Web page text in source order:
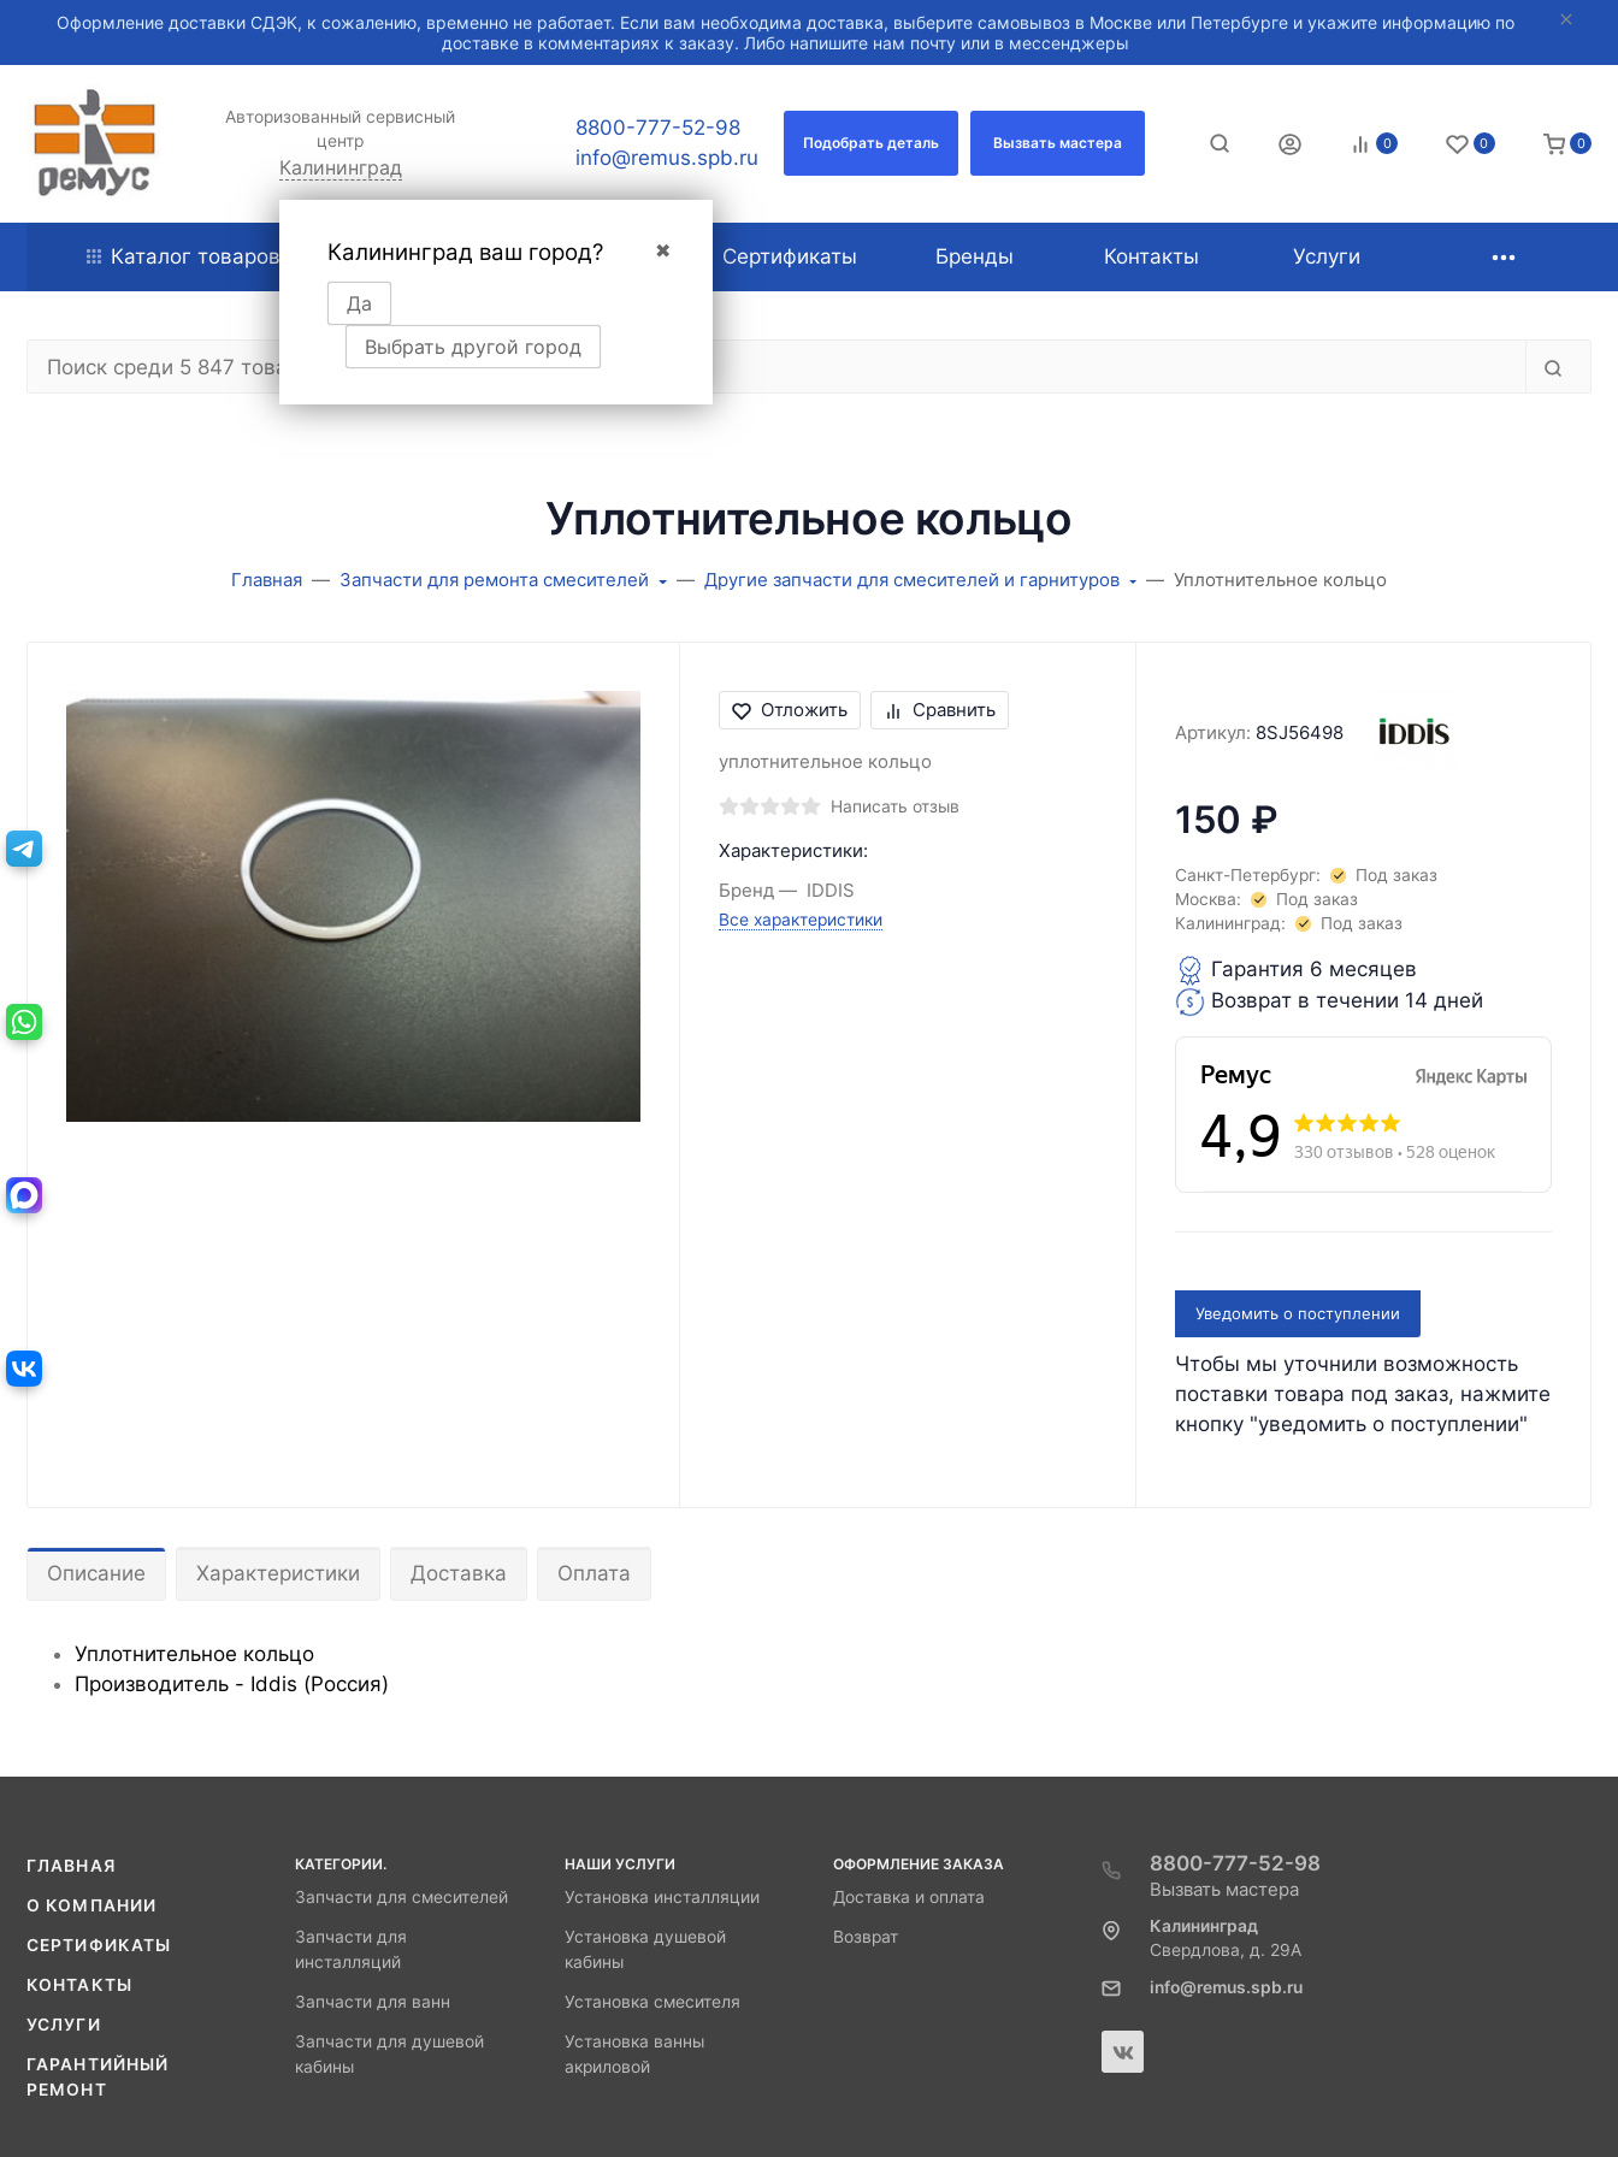
Оформление доставки СДЭК, к сожалению, временно не работает. Если вам необходима доставка, выберите самовывоз в Москве или Петербурге и укажите информацию по
доставке в комментариях к заказу. Либо напишите нам почту или в мессенджеры
Авторизованный сервисный
центр
Калининград
✖
Калининград ваш город?
Да
Выбрать другой город
8800-777-52-98
info@remus.spb.ru
Подобрать деталь Вызвать мастера 0 0 0
Каталог товаров Главная О компании Сертификаты Бренды Контакты Услуги
Уплотнительное кольцо
Главная Запчасти для ремонта смесителей Другие запчасти для смесителей и гарнитуров Уплотнительное кольцо
Отложить Сравнить
уплотнительное кольцо
Написать отзыв
Характеристики:
Бренд
IDDIS
Все характеристики
Артикул: 8SJ56498
150 ₽
Санкт-Петербург:
Под заказ
Москва:
Под заказ
Калининград:
Под заказ
Гарантия 6 месяцев
Возврат в течении 14 дней
Уведомить о поступлении
Чтобы мы уточнили возможность
поставки товара под заказ, нажмите
кнопку "уведомить о поступлении"
Описание Характеристики Доставка Оплата
Уплотнительное кольцо
Производитель - Iddis (Россия)
ГЛАВНАЯ
О КОМПАНИИ
СЕРТИФИКАТЫ
КОНТАКТЫ
УСЛУГИ
ГАРАНТИЙНЫЙ
РЕМОНТ
КАТЕГОРИИ.
Запчасти для смесителей
Запчасти для
инсталляций
Запчасти для ванн
Запчасти для душевой
кабины
НАШИ УСЛУГИ
Установка инсталляции
Установка душевой
кабины
Установка смесителя
Установка ванны
акриловой
ОФОРМЛЕНИЕ ЗАКАЗА
Доставка и оплата
Возврат
8800-777-52-98
Вызвать мастера
Калининград
Свердлова, д. 29А
info@remus.spb.ru